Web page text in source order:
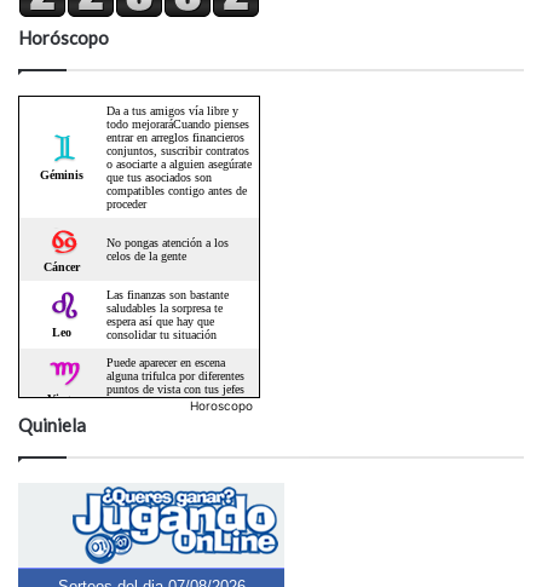
Horóscopo
Horoscopo
Quiniela